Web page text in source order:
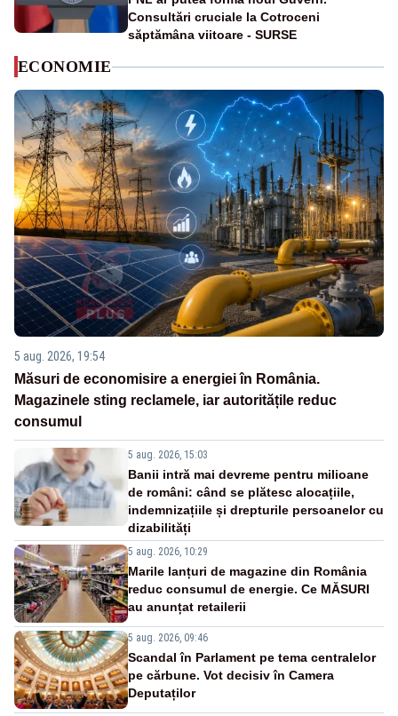
Consultări cruciale la Cotroceni
săptămâna viitoare - SURSE
ECONOMIE
5 aug. 2026, 19:54
Măsuri de economisire a energiei în România.
Magazinele sting reclamele, iar autoritățile reduc
consumul
5 aug. 2026, 15:03
Banii intră mai devreme pentru milioane
de români: când se plătesc alocațiile,
indemnizațiile și drepturile persoanelor cu
dizabilități
5 aug. 2026, 10:29
Marile lanțuri de magazine din România
reduc consumul de energie. Ce MĂSURI
au anunțat retailerii
5 aug. 2026, 09:46
Scandal în Parlament pe tema centralelor
pe cărbune. Vot decisiv în Camera
Deputaților